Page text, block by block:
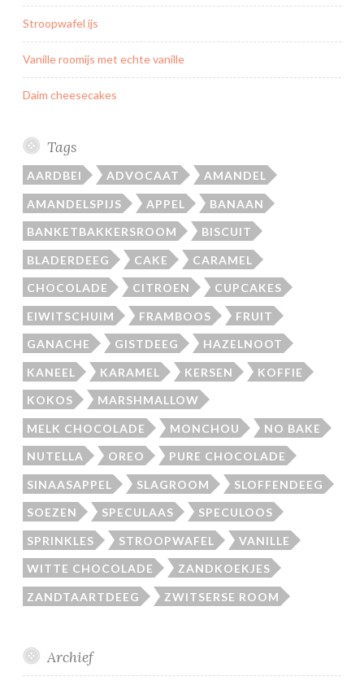
Stroopwafel ijs
Vanille roomijs met echte vanille
Daim cheesecakes
Tags
AARDBEI ADVOCAAT AMANDEL
AMANDELSPIJS APPEL BANAAN
BANKETBAKKERSROOM BISCUIT
BLADERDEEG CAKE CARAMEL
CHOCOLADE CITROEN CUPCAKES
EIWITSCHUIM FRAMBOOS FRUIT
GANACHE GISTDEEG HAZELNOOT
KANEEL KARAMEL KERSEN KOFFIE
KOKOS MARSHMALLOW
MELK CHOCOLADE MONCHOU NO BAKE
NUTELLA OREO PURE CHOCOLADE
SINAASAPPEL SLAGROOM SLOFFENDEEG
SOEZEN SPECULAAS SPECULOOS
SPRINKLES STROOPWAFEL VANILLE
WITTE CHOCOLADE ZANDKOEKJES
ZANDTAARTDEEG ZWITSERSE ROOM
Archief